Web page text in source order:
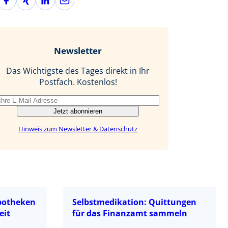
i
i
n
-
l
Newsletter
Das Wichtigste des Tages direkt in Ihr
Postfach. Kostenlos!
Jetzt abonnieren
Hinweis zum Newsletter & Datenschutz
Selbstmedikation: Quittungen
für das Finanzamt sammeln